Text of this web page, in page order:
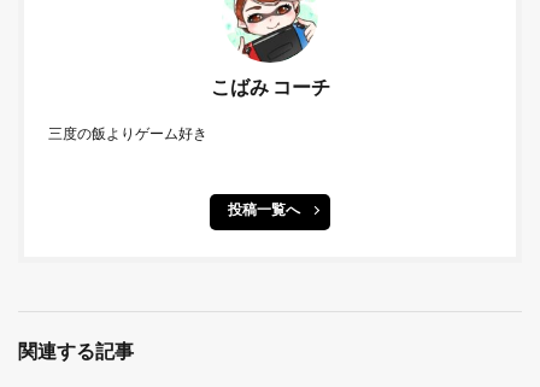
こばみ コーチ
三度の飯よりゲーム好き
投稿一覧へ
関連する記事